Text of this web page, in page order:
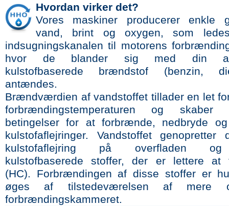
Hvordan virker det?
Vores maskiner producerer enkle
vand, brint og oxygen, som
indsugningskanalen til motorens
hvor de blander sig med din
kulstofbaserede brændstof (benzin,
antændes.
Brændværdien af ​​vandstoffet tillader en let
forbrændingstemperaturen og
betingelser for at forbrænde, nedbryde
kulstofaflejringer. Vandstoffet genopretter
kulstofaflejring på overfladen
kulstofbaserede stoffer, der er lettere at
(HC). Forbrændingen af disse stoffer er
øges af tilstedeværelsen af mere
forbrændingskammeret.